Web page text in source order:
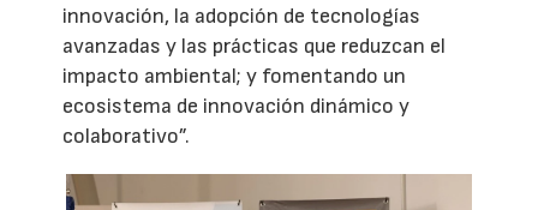
innovación, la adopción de tecnologías
avanzadas y las prácticas que reduzcan el
impacto ambiental; y fomentando un
ecosistema de innovación dinámico y
colaborativo”.